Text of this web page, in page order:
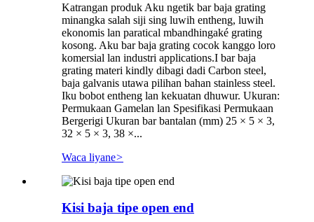
Katrangan produk Aku ngetik bar baja grating
minangka salah siji sing luwih entheng, luwih
ekonomis lan paratical mbandhingaké grating
kosong. Aku bar baja grating cocok kanggo loro
komersial lan industri applications.I bar baja
grating materi kindly dibagi dadi Carbon steel,
baja galvanis utawa pilihan bahan stainless steel.
Iku bobot entheng lan kekuatan dhuwur. Ukuran:
Permukaan Gamelan lan Spesifikasi Permukaan
Bergerigi Ukuran bar bantalan (mm) 25 × 5 × 3,
32 × 5 × 3, 38 ×...
Waca liyane>
Kisi baja tipe open end